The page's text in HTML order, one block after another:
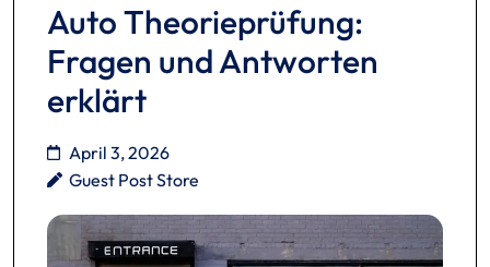
Auto Theorieprüfung:
Fragen und Antworten
erklärt
April 3, 2026
Guest Post Store